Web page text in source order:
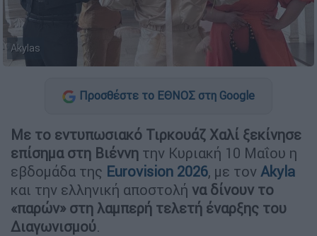
Akylas
Προσθέστε το ΕΘΝΟΣ στη Google
Με το εντυπωσιακό Τιρκουάζ Χαλί ξεκίνησε
επίσημα στη Βιέννη την Κυριακή 10 Μαΐου η
εβδομάδα της Eurovision 2026, με τον Akyla
και την ελληνική αποστολή να δίνουν το
«παρών» στη λαμπερή τελετή έναρξης του
Διαγωνισμού.